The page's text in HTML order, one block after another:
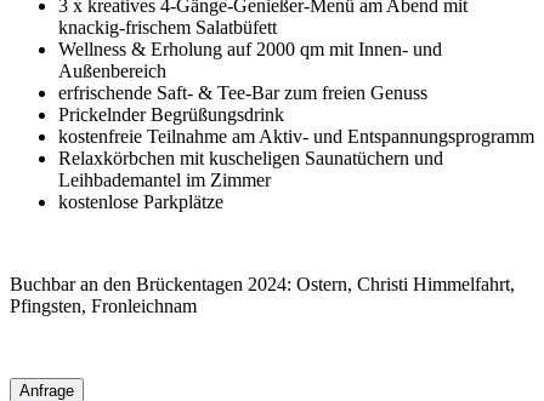
3 x kreatives 4-Gänge-Genießer-Menü am Abend mit
knackig-frischem Salatbüfett
Wellness & Erholung auf 2000 qm mit Innen- und
Außenbereich
erfrischende Saft- & Tee-Bar zum freien Genuss
Prickelnder Begrüßungsdrink
kostenfreie Teilnahme am Aktiv- und Entspannungsprogramm
Relaxkörbchen mit kuscheligen Saunatüchern und
Leihbademantel im Zimmer
kostenlose Parkplätze
Buchbar an den Brückentagen 2024: Ostern, Christi Himmelfahrt,
Pfingsten, Fronleichnam